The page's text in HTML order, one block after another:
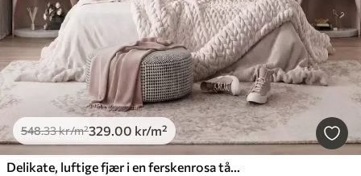
548.33kr/m²329.00 kr/m²
Delikate, luftige fjær i en ferskenrosa tåke med glans